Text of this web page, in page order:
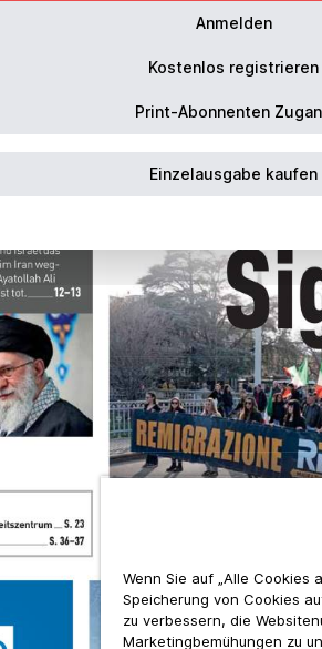
Anmelden
Kostenlos registrieren
Print-Abonnenten
Einzelausgabe kaufen
Wenn Sie auf „Alle Cookies
Speicherung von Cookies
zu verbessern, die
Marketingbemühungen zu